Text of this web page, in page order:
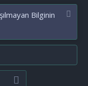
Bilginin
Bize ulaşın